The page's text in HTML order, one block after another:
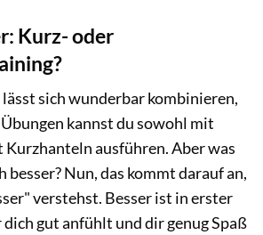
Kurz- oder
sich wunderbar kombinieren,
kannst du sowohl mit
Kurzhanteln ausführen. Aber was
besser? Nun, das kommt darauf an,
verstehst. Besser ist in erster
dich gut anfühlt und dir genug Spaß